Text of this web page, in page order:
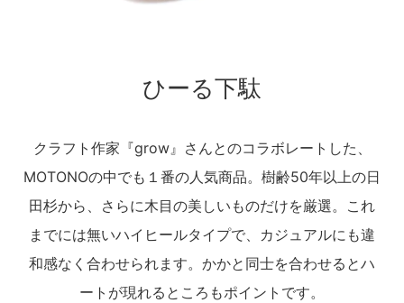
ひーる下駄
クラフト作家『grow』さんとのコラボレートした、
MOTONOの中でも１番の人気商品。樹齢50年以上の日
田杉から、さらに木目の美しいものだけを厳選。これ
までには無いハイヒールタイプで、カジュアルにも違
和感なく合わせられます。かかと同士を合わせるとハ
ートが現れるところもポイントです。